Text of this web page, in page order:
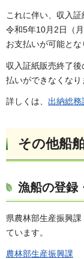
これに伴い、収入証
令和5年10月2日（
お支払いが可能とな
収入証紙販売終了
払いができなくなり
詳しくは、 出納総務
その他船
漁船の登録
県農林部生産振興
ています。
農林部生産振興課